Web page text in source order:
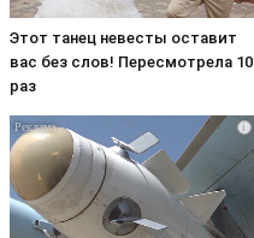
Этот танец невесты оставит
вас без слов! Пересмотрела 10
раз
i